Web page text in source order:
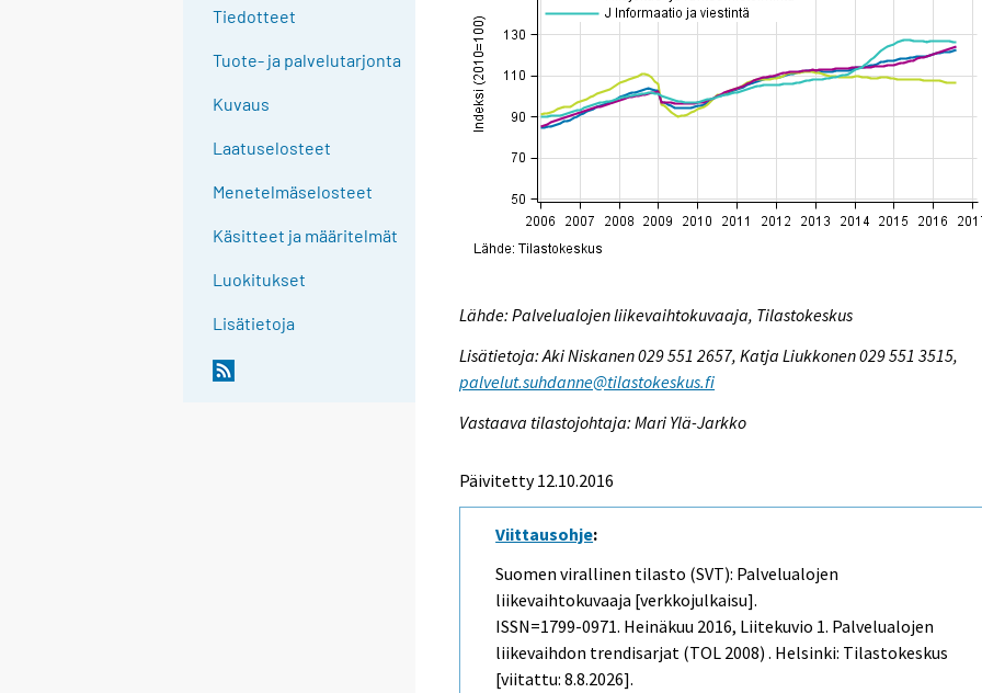
Tiedotteet
Tuote- ja palvelutarjonta
Kuvaus
Laatuselosteet
Menetelmäselosteet
Käsitteet ja määritelmät
Luokitukset
Lisätietoja
Lähde: Palvelualojen liikevaihtokuvaaja, Tilastokeskus
Lisätietoja: Aki Niskanen 029 551 2657, Katja Liukkonen 029 551 3515,
palvelut.suhdanne@tilastokeskus.fi
Vastaava tilastojohtaja: Mari Ylä-Jarkko
Päivitetty 12.10.2016
Viittausohje:
Suomen virallinen tilasto (SVT): Palvelualojen
liikevaihtokuvaaja [verkkojulkaisu].
ISSN=1799-0971. Heinäkuu 2016, Liitekuvio 1. Palvelualojen
liikevaihdon trendisarjat (TOL 2008) . Helsinki: Tilastokeskus
[viitattu: 8.8.2026].